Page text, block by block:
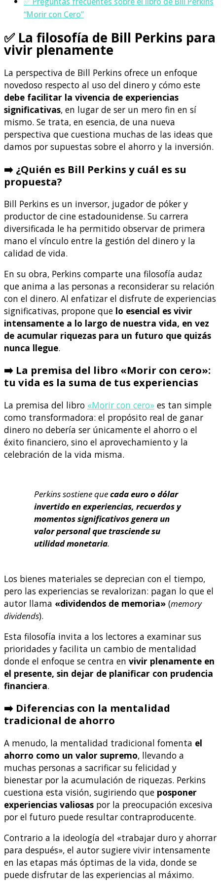
“Morir con Cero”
✅ La filosofía de Bill Perkins para
vivir plenamente
La perspectiva de Bill Perkins ofrece un enfoque
novedoso respecto al uso del dinero y cómo este
debe facilitar la vivencia de experiencias
significativas, en lugar de ser un mero fin en sí
mismo. Se trata, en esencia, de una nueva
perspectiva que cuestiona muchas de las ideas que
damos por supuestas sobre el ahorro y la inversión.
➡️ ¿Quién es Bill Perkins y cuál es su
propuesta?
Bill Perkins es un inversor, jugador de póker y
productor de cine estadounidense. Su carrera
diversificada le ha permitido observar de primera
mano el vínculo entre la gestión del dinero y la
calidad de vida.
En su obra, Perkins comparte una filosofía audaz
que anima a las personas a reconsiderar su relación
con el dinero. Al enfatizar el disfrute de experiencias
significativas, propone que lo esencial es vivir
intensamente a lo largo de nuestra vida, en vez
de acumular riquezas para un futuro que quizás
nunca llegue.
➡️ La premisa del libro «Morir con cero»:
tu vida es la suma de tus experiencias
La premisa del libro «Morir con cero» es tan simple
como transformadora: el propósito real de ganar
dinero no debería ser únicamente el ahorro o el
éxito financiero, sino el aprovechamiento y la
celebración de la vida misma.
Perkins sostiene quecada euro o dólar
invertido en experiencias, recuerdos y
momentos significativos genera un
valor personal que trasciende su
utilidad monetaria.
Los bienes materiales se deprecian con el tiempo,
pero las experiencias se revalorizan: pagan lo que el
autor llama «dividendos de memoria» (memory
dividends).
Esta filosofía invita a los lectores a examinar sus
prioridades y facilita un cambio de mentalidad
donde el enfoque se centra en vivir plenamente en
el presente, sin dejar de planificar con prudencia
financiera.
➡️ Diferencias con la mentalidad
tradicional de ahorro
A menudo, la mentalidad tradicional fomenta el
ahorro como un valor supremo, llevando a
muchas personas a sacrificar su felicidad y
bienestar por la acumulación de riquezas. Perkins
cuestiona esta visión, sugiriendo que posponer
experiencias valiosas por la preocupación excesiva
por el futuro puede resultar contraproducente.
Contrario a la ideología del «trabajar duro y ahorrar
para después», el autor sugiere vivir intensamente
en las etapas más óptimas de la vida, donde se
puede disfrutar de las experiencias al máximo.